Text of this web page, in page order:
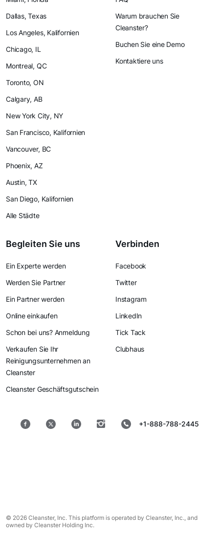
Dallas, Texas
Los Angeles, Kalifornien
Chicago, IL
Montreal, QC
Toronto, ON
Calgary, AB
New York City, NY
San Francisco, Kalifornien
Vancouver, BC
Phoenix, AZ
Austin, TX
San Diego, Kalifornien
Alle Städte
Warum brauchen Sie
Cleanster?
Buchen Sie eine Demo
Kontaktiere uns
Begleiten Sie uns
Ein Experte werden
Werden Sie Partner
Ein Partner werden
Online einkaufen
Schon bei uns? Anmeldung
Verkaufen Sie Ihr
Reinigungsunternehmen an
Cleanster
Cleanster Geschäftsgutschein
Verbinden
Facebook
Twitter
Instagram
LinkedIn
Tick Tack
Clubhaus
+1-888-788-2445
© 2026 Cleanster, Inc. This platform is operated by Cleanster, Inc., and
owned by Cleanster Holding Inc.